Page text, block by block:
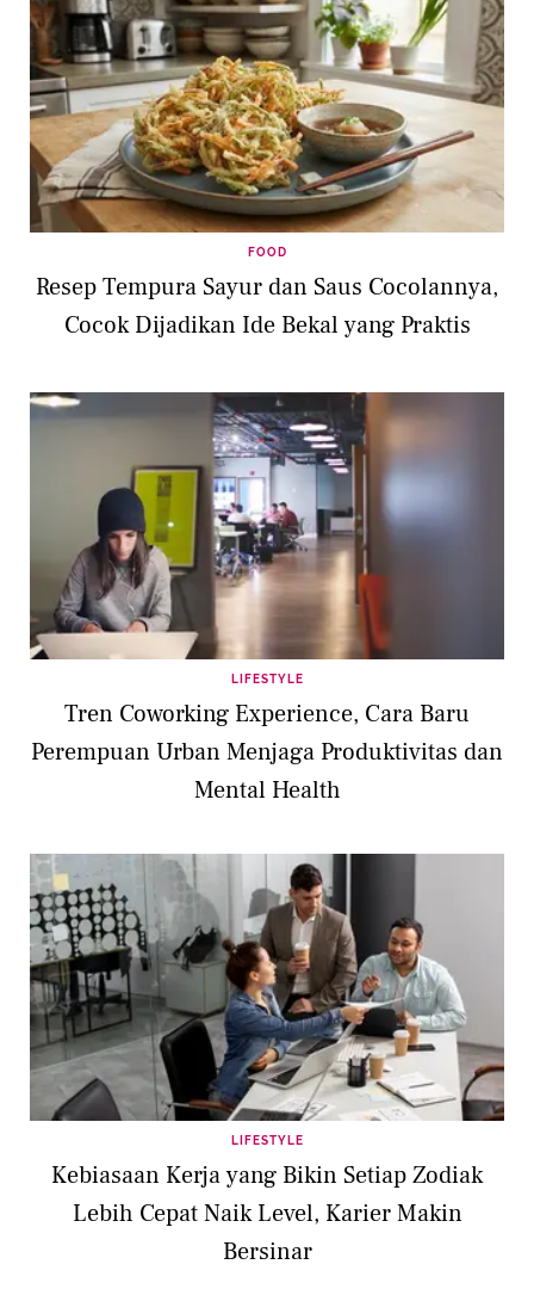
FOOD
Resep Tempura Sayur dan Saus Cocolannya,
Cocok Dijadikan Ide Bekal yang Praktis
LIFESTYLE
Tren Coworking Experience, Cara Baru
Perempuan Urban Menjaga Produktivitas dan
Mental Health
LIFESTYLE
Kebiasaan Kerja yang Bikin Setiap Zodiak
Lebih Cepat Naik Level, Karier Makin
Bersinar